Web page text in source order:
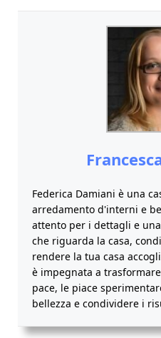
Federica Damiani è una
arredamento d'interni e
attento per i dettagli e
che riguarda la casa,
rendere la tua casa
è impegnata a
pace, le piace
bellezza e condividere i